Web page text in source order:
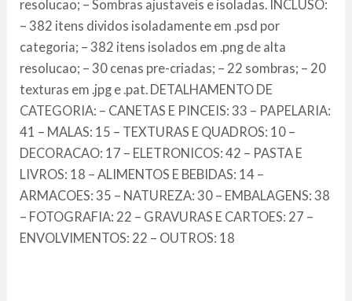
resolucao; – Sombras ajustaveis e isoladas. INCLUSO:
– 382 itens dividos isoladamente em .psd por
categoria; – 382 itens isolados em .png de alta
resolucao; – 30 cenas pre-criadas; – 22 sombras; – 20
texturas em .jpg e .pat. DETALHAMENTO DE
CATEGORIA: – CANETAS E PINCEIS: 33 – PAPELARIA:
41 – MALAS: 15 – TEXTURAS E QUADROS: 10 –
DECORACAO: 17 – ELETRONICOS: 42 – PASTA E
LIVROS: 18 – ALIMENTOS E BEBIDAS: 14 –
ARMACOES: 35 – NATUREZA: 30 – EMBALAGENS: 38
– FOTOGRAFIA: 22 – GRAVURAS E CARTOES: 27 –
ENVOLVIMENTOS: 22 – OUTROS: 18